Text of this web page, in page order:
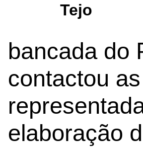
Tejo
bancada do
contactou
elaboração